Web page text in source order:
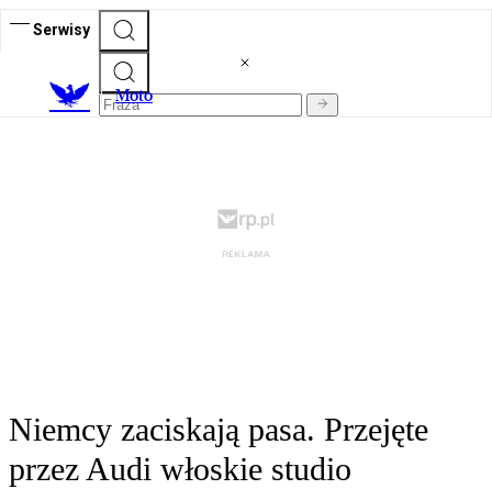
Serwisy
Moto
Niemcy zaciskają pasa. Przejęte
przez Audi włoskie studio